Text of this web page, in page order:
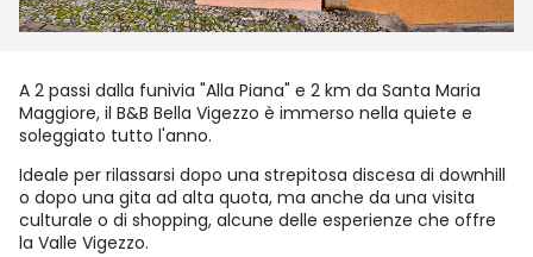
A 2 passi dalla funivia "Alla Piana" e 2 km da Santa Maria
Maggiore, il B&B Bella Vigezzo è immerso nella quiete e
soleggiato tutto l'anno.
Ideale per rilassarsi dopo una strepitosa discesa di downhill
o dopo una gita ad alta quota, ma anche da una visita
culturale o di shopping, alcune delle esperienze che offre
la Valle Vigezzo.